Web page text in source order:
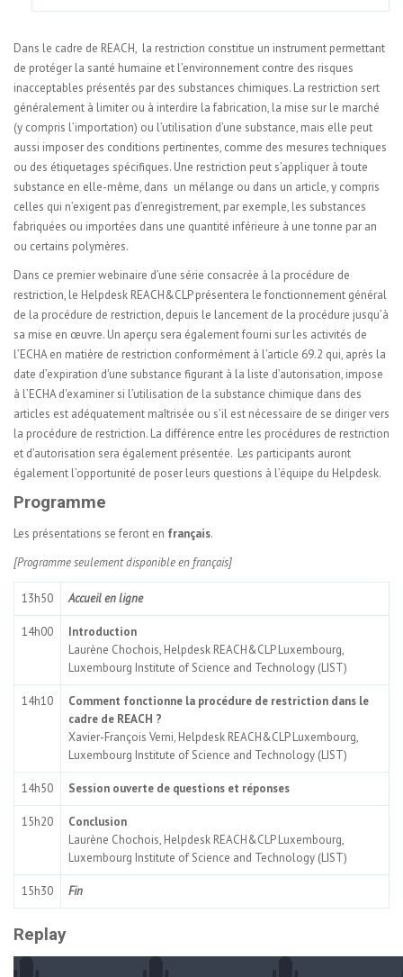
Dans le cadre de REACH, la restriction constitue un instrument permettant
de protéger la santé humaine et l’environnement contre des risques
inacceptables présentés par des substances chimiques. La restriction sert
généralement à limiter ou à interdire la fabrication, la mise sur le marché
(y compris l’importation) ou l’utilisation d’une substance, mais elle peut
aussi imposer des conditions pertinentes, comme des mesures techniques
ou des étiquetages spécifiques. Une restriction peut s’appliquer à toute
substance en elle-même, dans un mélange ou dans un article, y compris
celles qui n’exigent pas d’enregistrement, par exemple, les substances
fabriquées ou importées dans une quantité inférieure à une tonne par an
ou certains polymères.
Dans ce premier webinaire d’une série consacrée à la procédure de
restriction, le Helpdesk REACH&CLP présentera le fonctionnement général
de la procédure de restriction, depuis le lancement de la procédure jusqu’à
sa mise en œuvre. Un aperçu sera également fourni sur les activités de
l’ECHA en matière de restriction conformément à l’article 69.2 qui, après la
date d’expiration d'une substance figurant à la liste d’autorisation, impose
à l’ECHA d'examiner si l’utilisation de la substance chimique dans des
articles est adéquatement maîtrisée ou s’il est nécessaire de se diriger vers
la procédure de restriction. La différence entre les procédures de restriction
et d’autorisation sera également présentée. Les participants auront
également l’opportunité de poser leurs questions à l’équipe du Helpdesk.
Programme
Les présentations se feront en français.
[Programme seulement disponible en français]
13h50 Accueil en ligne
14h00
Introduction
Laurène Chochois, Helpdesk REACH&CLP Luxembourg,
Luxembourg Institute of Science and Technology (LIST)
14h10
Comment fonctionne la procédure de restriction dans le
cadre de REACH ?
Xavier-François Verni, Helpdesk REACH&CLP Luxembourg,
Luxembourg Institute of Science and Technology (LIST)
14h50 Session ouverte de questions et réponses
15h20
Conclusion
Laurène Chochois, Helpdesk REACH&CLP Luxembourg,
Luxembourg Institute of Science and Technology (LIST)
15h30 Fin
Replay